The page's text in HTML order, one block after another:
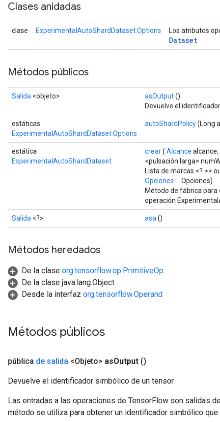
Clases anidadas
clase ExperimentalAutoShardDataset.Options Los atributos
Dataset
Métodos públicos
Salida <objeto> asOutput()
Devuelve el
estáticas
ExperimentalAutoShardDataset.Options
autoShardPolicy(Long
estática
ExperimentalAutoShardDataset
crear( Alcance alcance,
<pulsación larga>
Lista de marcas <? >>
Opciones ...
Opciones)
Método de fábrica para
operación
Salida <?> asa ()
Métodos heredados
De la clase org.tensorflow.op.PrimitiveOp
De la clase java.lang.Object
Desde la interfaz org.tensorflow.Operand
Métodos públicos
pública de salida <Objeto> asOutput ()
Devuelve el identificador simbólico de un tensor.
Las entradas a las operaciones de TensorFlow son salidas
método se utiliza para obtener un identificador simbólico